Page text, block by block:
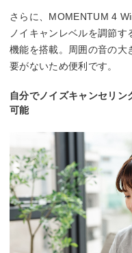
さらに、MOMENTUM 4
ノイキャンレベルを調節
機能を搭載。周囲の音の大
要がないため便利です。
自分でノイズキャンセリン
可能